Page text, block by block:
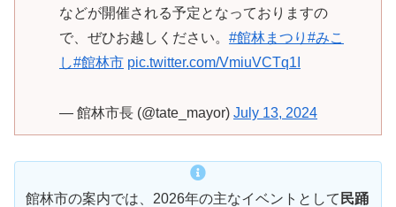
などが開催される予定となっておりますの
で、ぜひお越しください。 #館林まつり #みこ
し#館林市 pic.twitter.com/VmiuVCTq1I
— 館林市長 (@tate_mayor) July 13, 2024
館林市の案内では、2026年の主なイベントとして 民踊